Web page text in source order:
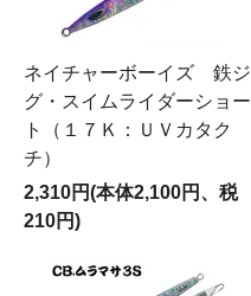
ネイチャーボーイズ 鉄ジ
グ・スイムライダーショー
ト（１７Ｋ：ＵＶカタク
チ）
2,310円(本体2,100円、税
210円)